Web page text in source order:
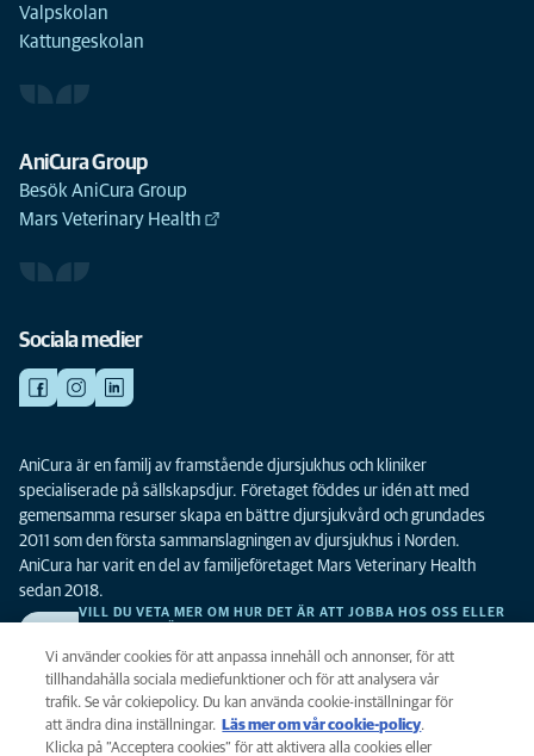
Valpskolan
Kattungeskolan
AniCura Group
Besök AniCura Group
Mars Veterinary Health
Sociala medier
AniCura är en familj av framstående djursjukhus och kliniker
specialiserade på sällskapsdjur. Företaget föddes ur idén att med
gemensamma resurser skapa en bättre djursjukvård och grundades
2011 som den första sammanslagningen av djursjukhus i Norden.
AniCura har varit en del av familjeföretaget Mars Veterinary Health
sedan 2018.
VILL DU VETA MER OM HUR DET ÄR ATT JOBBA HOS OSS ELLER
Integritet
Vi använder cookies för att anpassa innehåll och annonser, för att
tillhandahålla sociala mediefunktioner och för att analysera vår
trafik. Se vår cokiepolicy. Du kan använda cookie-inställningar för
att ändra dina inställningar.
Läs mer om vår cookie-policy(opens in a
new tab)
.
Klicka på ”Acceptera cookies” för att aktivera alla cookies eller